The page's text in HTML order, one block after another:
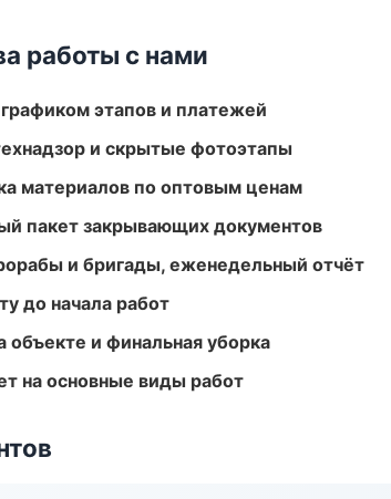
работы с нами
этапов и платежей
и скрытые фотоэтапы
материалов по оптовым ценам
пакет закрывающих документов
и бригады, еженедельный отчёт
до начала работ
объекте и финальная уборка
на основные виды работ